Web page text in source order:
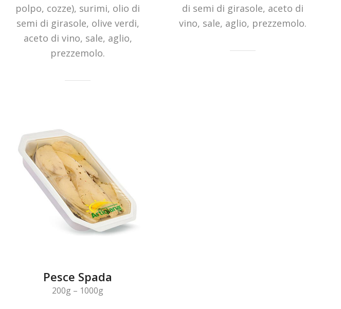
polpo, cozze), surimi, olio di
semi di girasole, olive verdi,
aceto di vino, sale, aglio,
prezzemolo.
di semi di girasole, aceto di
vino, sale, aglio, prezzemolo.
Pesce Spada
200g – 1000g